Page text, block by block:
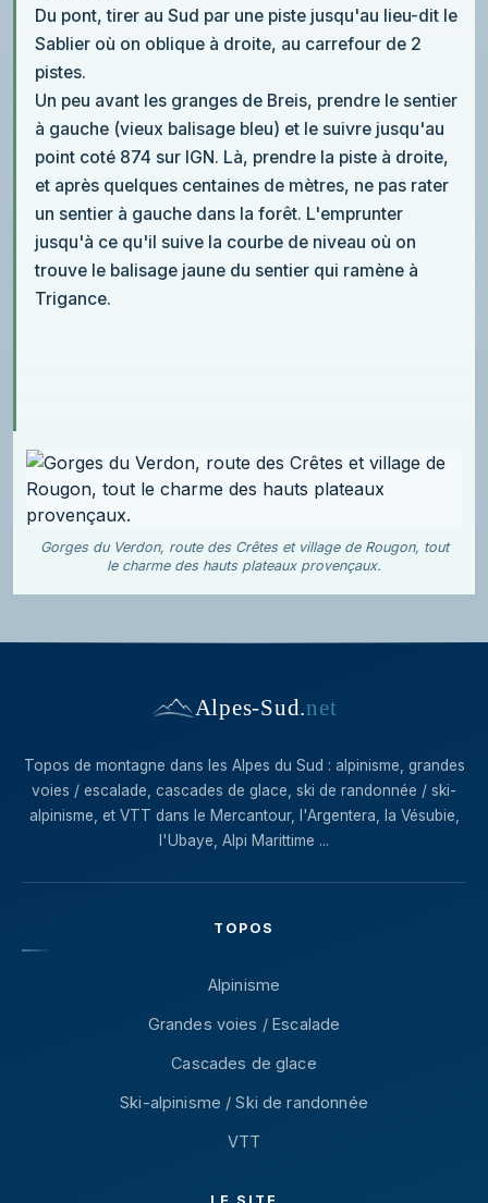
Du pont, tirer au Sud par une piste jusqu'au lieu-dit le
Sablier où on oblique à droite, au carrefour de 2
pistes.
Un peu avant les granges de Breis, prendre le sentier
à gauche (vieux balisage bleu) et le suivre jusqu'au
point coté 874 sur IGN. Là, prendre la piste à droite,
et après quelques centaines de mètres, ne pas rater
un sentier à gauche dans la forêt. L'emprunter
jusqu'à ce qu'il suive la courbe de niveau où on
trouve le balisage jaune du sentier qui ramène à
Trigance.
Gorges du Verdon, route des Crêtes et village de Rougon, tout
le charme des hauts plateaux provençaux.
Alpes-Sud.net
Topos de montagne dans les Alpes du Sud : alpinisme, grandes
voies / escalade, cascades de glace, ski de randonnée / ski-
alpinisme, et VTT dans le Mercantour, l'Argentera, la Vésubie,
l'Ubaye, Alpi Marittime ...
TOPOS
Alpinisme
Grandes voies / Escalade
Cascades de glace
Ski-alpinisme / Ski de randonnée
VTT